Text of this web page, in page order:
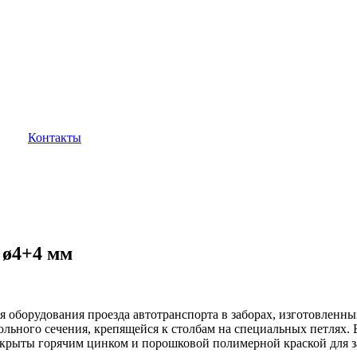
Контакты
мм
проезда автотранспорта в заборах,
сечения, крепящейся к столбам на специальных
горячим цинком и порошковой полимерной краской